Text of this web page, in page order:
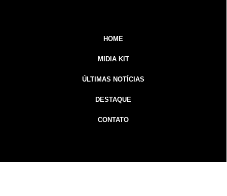
HOME
MIDIA KIT
ÚLTIMAS NOTÍCIAS
DESTAQUE
CONTATO